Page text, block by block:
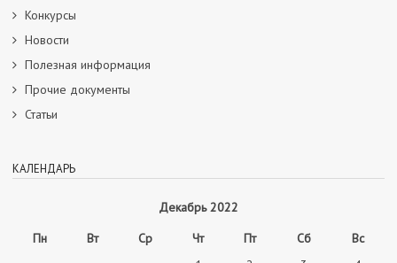
Конкурсы
Новости
Полезная информация
Прочие документы
Статьи
КАЛЕНДАРЬ
Декабрь 2022
Пн
Вт Ср Чт Пт Сб
Вс